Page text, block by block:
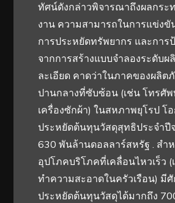
ทัศน์ดังกล่าวพิจารณาถึงผลกระ
งาน ความสามารถในการแข่งขั
การประหยัดทรัพยากร และการ
จากการสร้างแบบจำลองระดับ
ละเอียด คาดว่าในภาคของผลิ
ปานกลางที่ซับซ้อน (เช่น โทรศั
เครื่องซักผ้า) ในสหภาพยุโรป โ
ประหยัดต้นทุนวัสดุสุทธิประจำปี
630 พันล้านดอลลาร์สหรัฐ . สำ
อุปโภคบริโภคที่เคลื่อนไหวเร็ว
ทำความสะอาดในครัวเรือน) มี
ประหยัดต้นทุนวัสดุได้มากถึง